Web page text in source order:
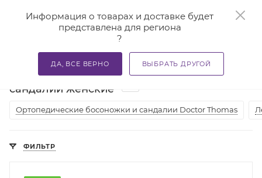
Информация о товарах и доставке будет
представлена для региона
?
ДА, ВСЕ ВЕРНО ВЫБРАТЬ ДРУГОЙ
Главная — Каталог — Ортопедическая обувь — Женская
Ортопедические босоножки и
сандалии женские
Ортопедические босоножки и сандалии Doctor Thomas
ФИЛЬТР